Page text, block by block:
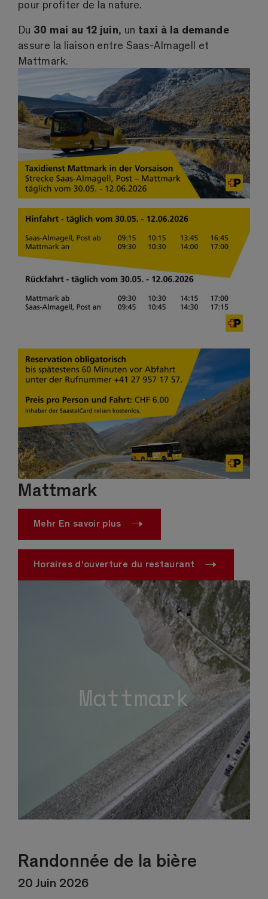
pour profiter de la nature.
Du 30 mai au 12 juin, un taxi à la demande
assure la liaison entre Saas-Almagell et
Mattmark.
Mattmark
Mehr En savoir plus
Horaires d'ouverture du restaurant
Mattmark
Randonnée de la bière
20 Juin 2026